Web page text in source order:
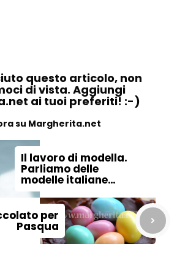
questo articolo, non
di vista. Aggiungi
ai tuoi preferiti! :-)
su Margherita.net
Il lavoro di modella.
Parliamo delle
modelle italiane…
per
Pasqua